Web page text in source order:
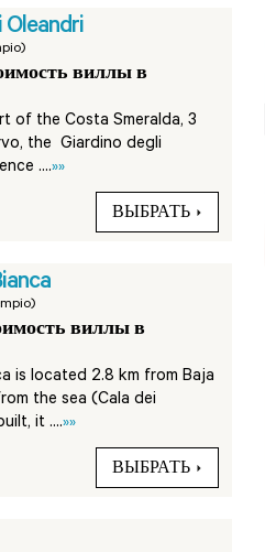
Oleandri
виллы в
of the Costa Smeralda, 3
the Giardino degli
....»»
ВЫБРАТЬ
виллы в
is located 2.8 km from Baja
the sea (Cala dei
it ....»»
ВЫБРАТЬ